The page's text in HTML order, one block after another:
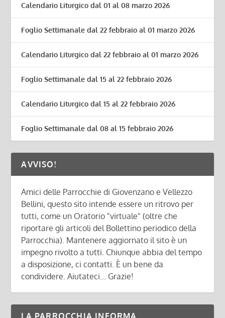
Calendario Liturgico dal 01 al 08 marzo 2026
Foglio Settimanale dal 22 febbraio al 01 marzo 2026
Calendario Liturgico dal 22 febbraio al 01 marzo 2026
Foglio Settimanale dal 15 al 22 febbraio 2026
Calendario Liturgico dal 15 al 22 febbraio 2026
Foglio Settimanale dal 08 al 15 febbraio 2026
AVVISO!
Amici delle Parrocchie di Giovenzano e Vellezzo
Bellini, questo sito intende essere un ritrovo per
tutti, come un Oratorio "virtuale" (oltre che
riportare gli articoli del Bollettino periodico della
Parrocchia). Mantenere aggiornato il sito è un
impegno rivolto a tutti. Chiunque abbia del tempo
a disposizione, ci contatti. È un bene da
condividere. Aiutateci... Grazie!
LA PARROCCHIA INFORMA